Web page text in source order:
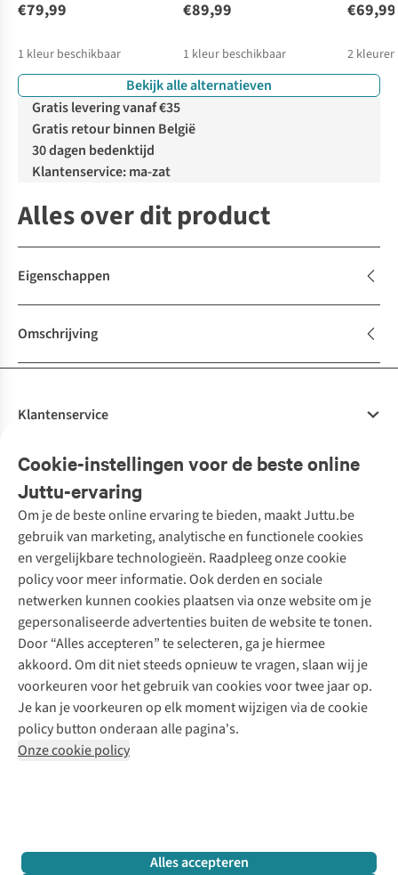
€79,99
1 kleur beschikbaar
€89,99
1 kleur beschikbaar
€69,99
2
Bekijk alle alternatieven
Gratis levering vanaf €35
Gratis retour binnen België
30 dagen bedenktijd
Klantenservice: ma-zat
Alles over dit product
Eigenschappen
Omschrijving
Cookie-instellingen voor de beste online
Juttu-ervaring
Om je de beste online ervaring te bieden, maakt Juttu.be
gebruik van marketing, analytische en functionele cookies
en vergelijkbare technologieën. Raadpleeg onze cookie
policy voor meer informatie. Ook derden en sociale
netwerken kunnen cookies plaatsen via onze website om je
gepersonaliseerde advertenties buiten de website te tonen.
Door “Alles accepteren” te selecteren, ga je hiermee
akkoord. Om dit niet steeds opnieuw te vragen, slaan wij je
voorkeuren voor het gebruik van cookies voor twee jaar op.
Je kan je voorkeuren op elk moment wijzigen via de cookie
policy button onderaan alle pagina's.
Onze cookie policy
Alles accepteren
Klantenservice
Bestellen
Betalen
10% studentenkorting
Klarna - achteraf betalen
Levering
Retourneren
Bestelling herroepen
Garantie
Contact
Onze diensten
Tweedehands - ReJUsed
Kledingatelier
Personal shopping
Textielbox
Events / workshops
Juttu
Over ons
Juttu Friends
Inspiratie
Werken bij Juttu
Onze winkels
De wereld van Juttu
Verantwoord ondernemen
Toegankelijkheidsverklaring
Merken
Nathalie Vleeschouwer
Selected dames
HKLiving
Dickies
Sessùn
Strom
O My Bag
Revolution
Meld je aan voor de nieuwsbrief
Follow us
+32 (0)3 828 30 15 team@juttu.be